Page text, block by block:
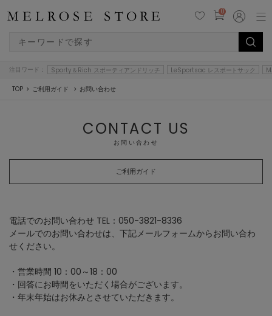
0
注目ワード： Sporty＆Rich スポーティアンドリッチ LeSportsac レスポートサック
TOP ご利用ガイド お問い合わせ
CONTACT US
お問い合わせ
ご利用ガイド
電話でのお問い合わせ TEL：050-3821-8336
メールでのお問い合わせは、下記メールフォームからお問い合わ
せください。
・営業時間 10：00～18：00
・回答にお時間をいただく場合がございます。
・年末年始はお休みとさせていただきます。